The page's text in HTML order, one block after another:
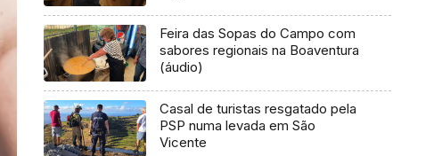
Feira das Sopas do Campo com
sabores regionais na Boaventura
(áudio)
Casal de turistas resgatado pela
PSP numa levada em São
Vicente